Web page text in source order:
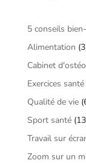
5 conseils
Alimentation
Cabinet
Exercices santé
Qualité de vie
Sport santé
Travail sur
Zoom sur un